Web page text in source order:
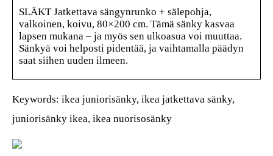
SLÄKT Jatkettava sängynrunko + sälepohja,
valkoinen, koivu, 80×200 cm. Tämä sänky kasvaa
lapsen mukana – ja myös sen ulkoasua voi muuttaa.
Sänkyä voi helposti pidentää, ja vaihtamalla päädyn
saat siihen uuden ilmeen.
Keywords: ikea juniorisänky, ikea jatkettava sänky,
juniorisänky ikea, ikea nuorisosänky